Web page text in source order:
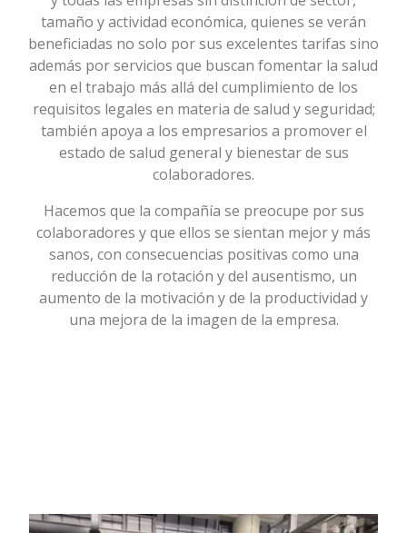
tamaño y actividad económica, quienes se verán
beneficiadas no solo por sus excelentes tarifas sino
además por servicios que buscan fomentar la salud
en el trabajo más allá del cumplimiento de los
requisitos legales en materia de salud y seguridad;
también apoya a los empresarios a promover el
estado de salud general y bienestar de sus
colaboradores.
Hacemos que la compañía se preocupe por sus
colaboradores y que ellos se sientan mejor y más
sanos, con consecuencias positivas como una
reducción de la rotación y del ausentismo, un
aumento de la motivación y de la productividad y
una mejora de la imagen de la empresa.